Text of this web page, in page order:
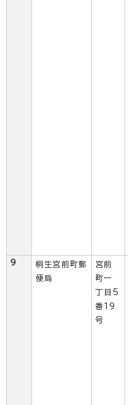
9
桐生宮前町郵
便局
宮前
町一
丁目5
番19
号